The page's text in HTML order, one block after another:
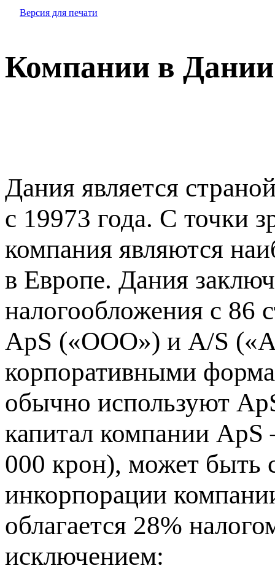
Версия для печати
Компании в
Дания является
с 19973 года. С точки
компания являются
в Европе. Дания
налогообложения с 86
ApS («ООО») и A/S
корпоративными
обычно используют
капитал компании ApS
000 крон), может быть
инкорпорации
облагается 28%
исключением: